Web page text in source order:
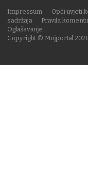
Copyright © Mojportal
Impressum Opći uvjeti
sadržaja
Pravila
Oglašavanje